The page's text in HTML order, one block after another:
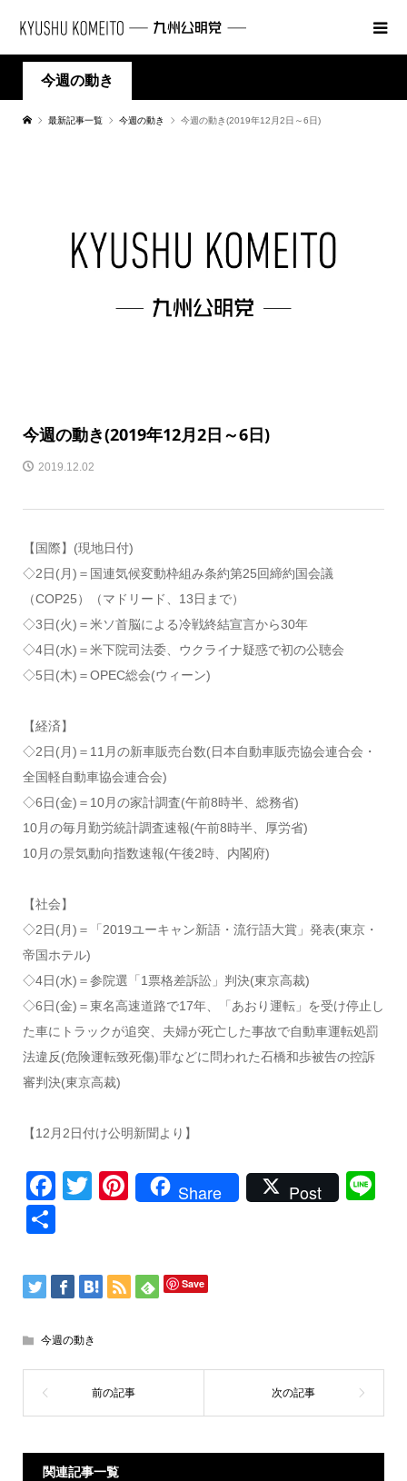
今週の動き
最新記事一覧 今週の動き 今週の動き(2019年12月2日～6日)
今週の動き(2019年12月2日～6日)
2019.12.02
【国際】(現地日付)
◇2日(月)＝国連気候変動枠組み条約第25回締約国会議
（COP25）（マドリード、13日まで）
◇3日(火)＝米ソ首脳による冷戦終結宣言から30年
◇4日(水)＝米下院司法委、ウクライナ疑惑で初の公聴会
◇5日(木)＝OPEC総会(ウィーン)
【経済】
◇2日(月)＝11月の新車販売台数(日本自動車販売協会連合会・
全国軽自動車協会連合会)
◇6日(金)＝10月の家計調査(午前8時半、総務省)
10月の毎月勤労統計調査速報(午前8時半、厚労省)
10月の景気動向指数速報(午後2時、内閣府)
【社会】
◇2日(月)＝「2019ユーキャン新語・流行語大賞」発表(東京・
帝国ホテル)
◇4日(水)＝参院選「1票格差訴訟」判決(東京高裁)
◇6日(金)＝東名高速道路で17年、「あおり運転」を受け停止し
た車にトラックが追突、夫婦が死亡した事故で自動車運転処罰
法違反(危険運転致死傷)罪などに問われた石橋和歩被告の控訴
審判決(東京高裁)
【12月2日付け公明新聞より】
Facebook
TwitterPinterest
Share Post
Save
今週の動き
関連記事一覧